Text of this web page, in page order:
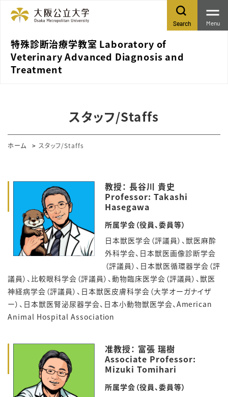
特殊診断治療学教室 Laboratory of
Veterinary Advanced Diagnosis and
Treatment
Search Menu
スタッフ/Staffs
ホーム スタッフ/Staffs
教授： 長谷川 貴史
Professor: Takashi
Hasegawa
所属学会（役員、委員等）
日本獣医学会（評議員）、獣医麻酔
外科学会、日本獣医画像診断学会
（評議員）、日本獣医循環器学会（評
議員）、比較眼科学会（評議員）、動物臨床医学会（評議員）、獣医
神経病学会（評議員）、日本獣医皮膚科学会（大学オーガナイザ
ー）、日本獣医腎泌尿器学会、日本小動物獣医学会、American
Animal Hospital Association
准教授： 富張 瑞樹
Associate Professor:
Mizuki Tomihari
所属学会（役員、委員等）